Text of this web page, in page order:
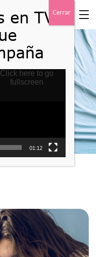
01:12
Click here to go
fullscreen